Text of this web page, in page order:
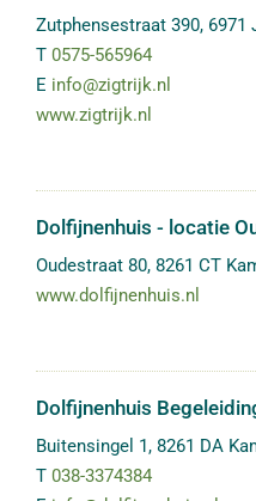
Zutphensestraat 390, 6971
T 0575-565964
E info@zigtrijk.nl
www.zigtrijk.nl
Dolfijnenhuis - locatie
Oudestraat 80, 8261 CT
www.dolfijnenhuis.nl
Dolfijnenhuis
Buitensingel 1, 8261 DA
T 038-3374384